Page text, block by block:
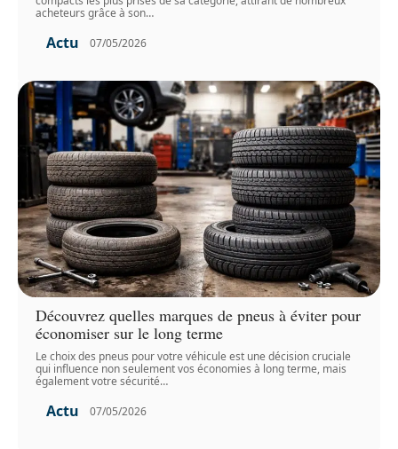
acheteurs grâce à son…
Actu 07/05/2026
Découvrez quelles marques de pneus à éviter pour
économiser sur le long terme
Le choix des pneus pour votre véhicule est une décision cruciale
qui influence non seulement vos économies à long terme, mais
également votre sécurité…
Actu 07/05/2026